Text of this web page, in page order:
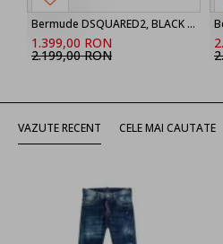
Bermude DSQUARED2, BLACK ‘Marine’ denim shorts
1.399,00 RON
2.199,00 RON
VAZUTE RECENT CELE MAI CAUTATE